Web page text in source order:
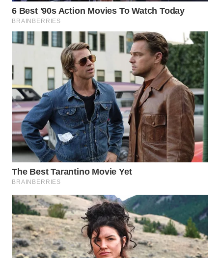
DEPOK
WN
TAPANULI
WN
SAMOSIR
WN
PADANG
LAWAS
SUMEDANG
WN
CIANJUR
WN
KEPULAUAN